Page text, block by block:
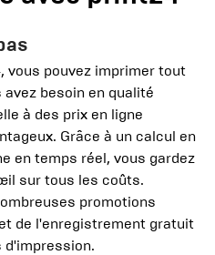
vous pouvez imprimer tout
avez besoin en qualité
à des prix en ligne
Grâce à un calcul en
en temps réel, vous gardez
sur tous les coûts.
promotions
de l'enregistrement gratuit
d'impression.